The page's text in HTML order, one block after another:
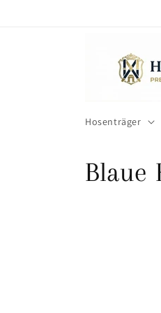
Hosenträger
K
Blaue